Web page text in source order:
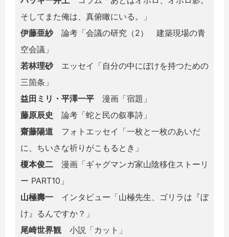
そしてまた俺は、真俯瞰にいる。」
伊藤亜紗論考「会議の研究（2） 建築現場の青
空会議」
若林理砂エッセイ「自分の中にぼけを持つための
三箇条」
益田ミリ・平澤一平 漫画「宿題」
藤原辰史 論考「蛇と民の叙事詩」
齋藤陽道 フォトエッセイ「一枚と一枚のあいだ
に、ちいさな祈りがこもるとき」
榎本俊二 漫画「ギャグマンガ家山陰移住ストーリ
ー PART10」
山極壽一 インタビュー「山極先生、ゴリラは『ぼ
け』るんですか？」
尾崎世界観小説「カット」